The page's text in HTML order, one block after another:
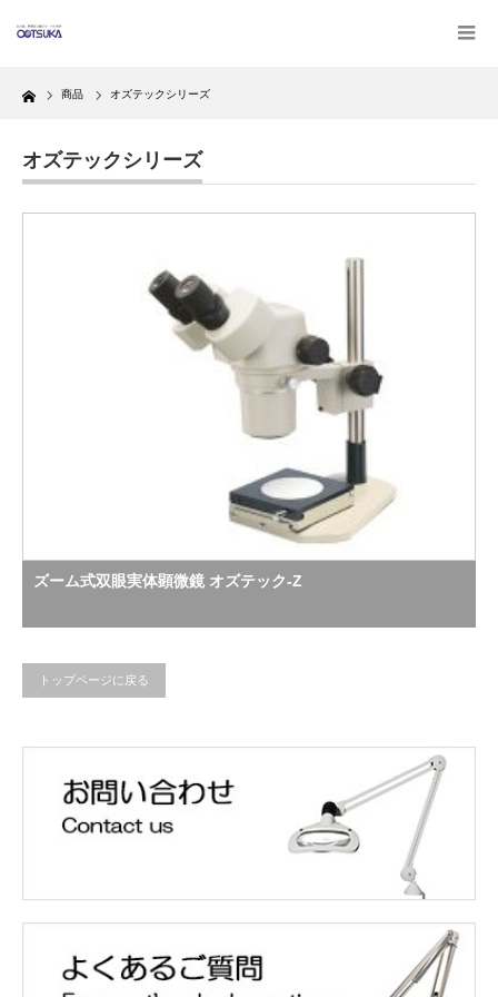
Home 商品 オズテックシリーズ
オズテックシリーズ
ズーム式双眼実体顕微鏡 オズテック-Z
トップページに戻る